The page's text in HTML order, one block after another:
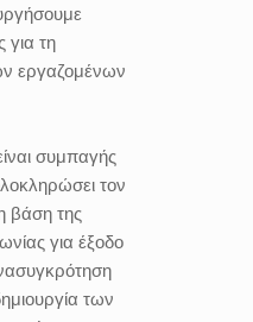
για τη
εργαζομένων
συμπαγής
τον
βάση της
για έξοδο
των